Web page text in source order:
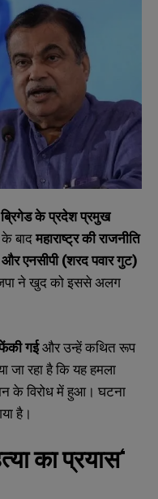
ब्रिगेड के प्रदेश प्रमुख
बादमहाराष्ट्र की राजनीति
एनसीपी (शरद पवार गुट)
ने खुद को इससे अलग
गईऔर उन्हें कथित रूप
जा रहा है कि यह हमला
के विरोध में हुआ। घटना
है।
का प्रयास‘